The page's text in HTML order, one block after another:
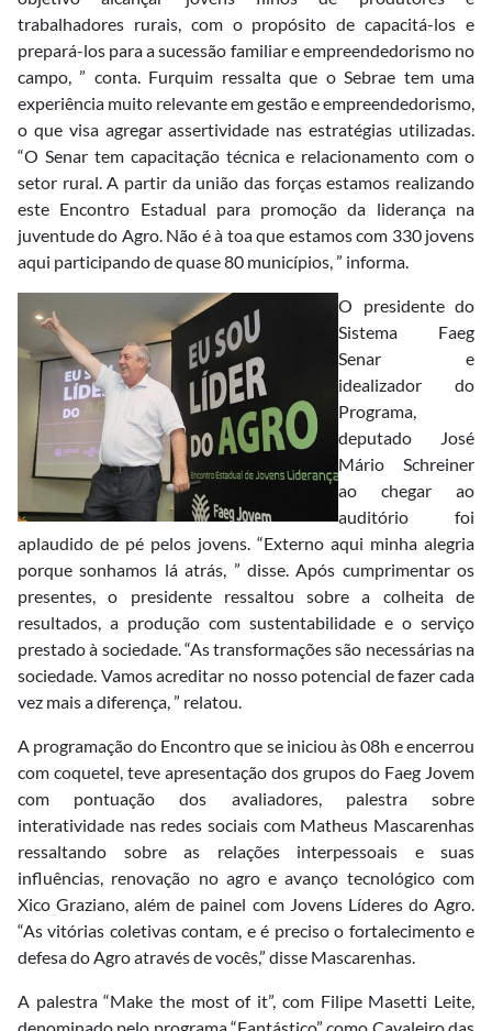
trabalhadores rurais, com o propósito de capacitá-los e
prepará-los para a sucessão familiar e empreendedorismo no
campo, ” conta. Furquim ressalta que o Sebrae tem uma
experiência muito relevante em gestão e empreendedorismo,
o que visa agregar assertividade nas estratégias utilizadas.
“O Senar tem capacitação técnica e relacionamento com o
setor rural. A partir da união das forças estamos realizando
este Encontro Estadual para promoção da liderança na
juventude do Agro. Não é à toa que estamos com 330 jovens
aqui participando de quase 80 municípios, ” informa.
O presidente do
Sistema Faeg
Senar e
idealizador do
Programa,
deputado José
Mário Schreiner
ao chegar ao
auditório foi
aplaudido de pé pelos jovens. “Externo aqui minha alegria
porque sonhamos lá atrás, ” disse. Após cumprimentar os
presentes, o presidente ressaltou sobre a colheita de
resultados, a produção com sustentabilidade e o serviço
prestado à sociedade. “As transformações são necessárias na
sociedade. Vamos acreditar no nosso potencial de fazer cada
vez mais a diferença, ” relatou.
A programação do Encontro que se iniciou às 08h e encerrou
com coquetel, teve apresentação dos grupos do Faeg Jovem
com pontuação dos avaliadores, palestra sobre
interatividade nas redes sociais com Matheus Mascarenhas
ressaltando sobre as relações interpessoais e suas
influências, renovação no agro e avanço tecnológico com
Xico Graziano, além de painel com Jovens Líderes do Agro.
“As vitórias coletivas contam, e é preciso o fortalecimento e
defesa do Agro através de vocês,” disse Mascarenhas.
A palestra “Make the most of it”, com Filipe Masetti Leite,